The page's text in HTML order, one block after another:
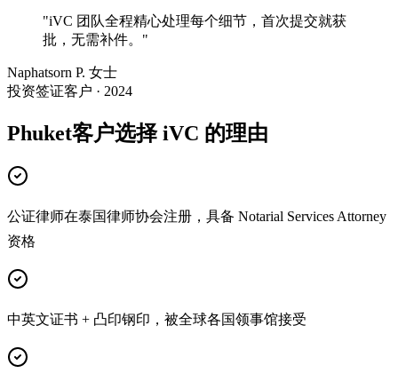
"iVC 团队全程精心处理每个细节，首次提交就获
批，无需补件。 "
Naphatsorn P. 女士
投资签证客户 · 2024
Phuket客户选择 iVC 的理由
公证律师在泰国律师协会注册，具备 Notarial Services Attorney
资格
中英文证书 + 凸印钢印，被全球各国领事馆接受